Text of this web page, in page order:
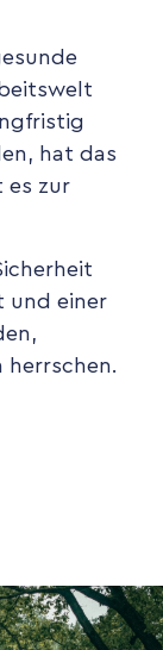
hat das
es zur
und einer
herrschen.